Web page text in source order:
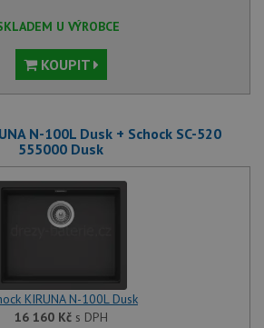
U VÝROBCE
KOUPIT
N-100L Dusk + Schock SC-520
555000 Dusk
KIRUNA N-100L Dusk
16 160 Kčs DPH